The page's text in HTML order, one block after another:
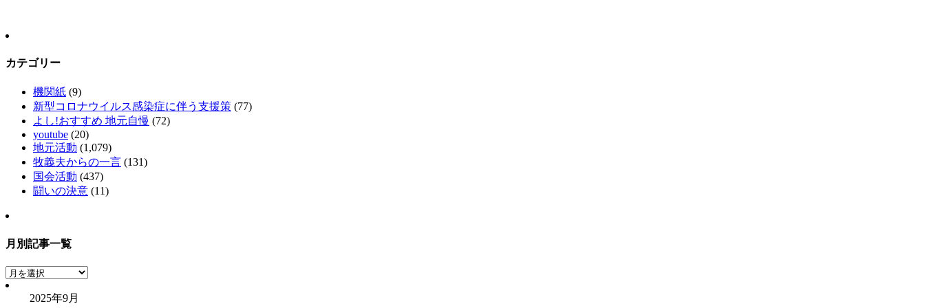
カテゴリー
機関紙 (9)
新型コロナウイルス感染症に伴う支援策 (77)
よし!おすすめ 地元自慢 (72)
youtube (20)
地元活動 (1,079)
牧義夫からの一言 (131)
国会活動 (437)
闘いの決意 (11)
月別記事一覧
月
別
2025年9月